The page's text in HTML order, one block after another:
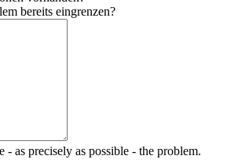
bereits eingrenzen?
- as precisely as possible - the problem.